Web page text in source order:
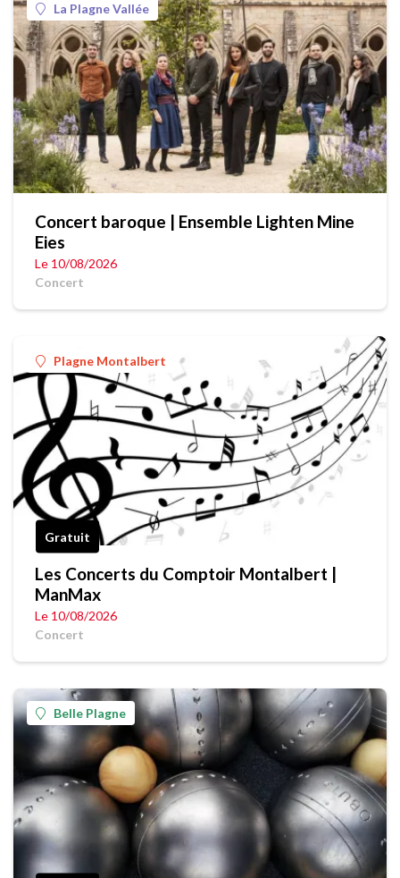
La Plagne Vallée
Concert baroque | Ensemble Lighten Mine
Eies
Le 10/08/2026
Concert
Plagne Montalbert
Gratuit
Les Concerts du Comptoir Montalbert |
ManMax
Le 10/08/2026
Concert
Belle Plagne